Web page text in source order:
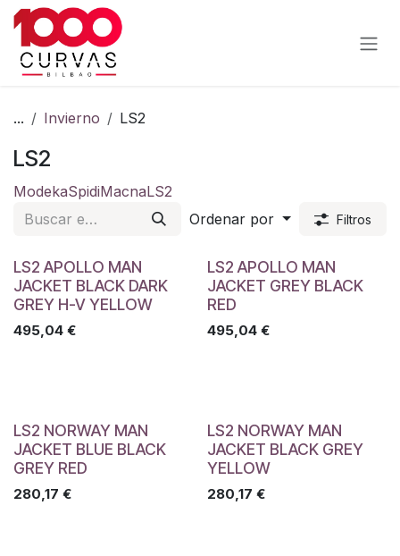
Ir al contenido
... Invierno LS2
LS2
ModekaSpidiMacnaLS2
Ordenar por
Filtros
LS2 APOLLO MAN
JACKET BLACK DARK
GREY H-V YELLOW
495,04 €
LS2 APOLLO MAN
JACKET GREY BLACK
RED
495,04€
LS2 NORWAY MAN
JACKET BLUE BLACK
GREY RED
280,17 €
LS2 NORWAY MAN
JACKET BLACK GREY
YELLOW
280,17 €